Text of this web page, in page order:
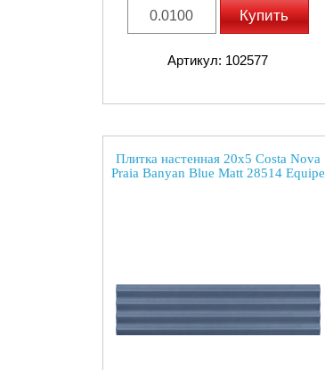
Купить
Артикул: 102577
Плитка настенная 20x5 Costa Nova
Praia Banyan Blue Matt 28514 Equipe